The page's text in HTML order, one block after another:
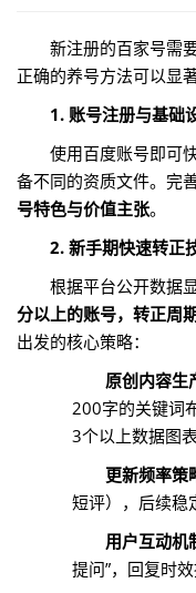
新注册的百家号需
正确的养号方法可以显
1. 账号注册与基础
使用百度账号即可
备不同的资质文件。完
号特色与价值主张。
2. 新手期快速转正
根据平台公开数据显
分以上的账号，转正周
出发的核心策略：
原创内容生
200字的关键词
3个以上数据图
更新频率策
短评），后续稳
用户互动机
提问”，回复时